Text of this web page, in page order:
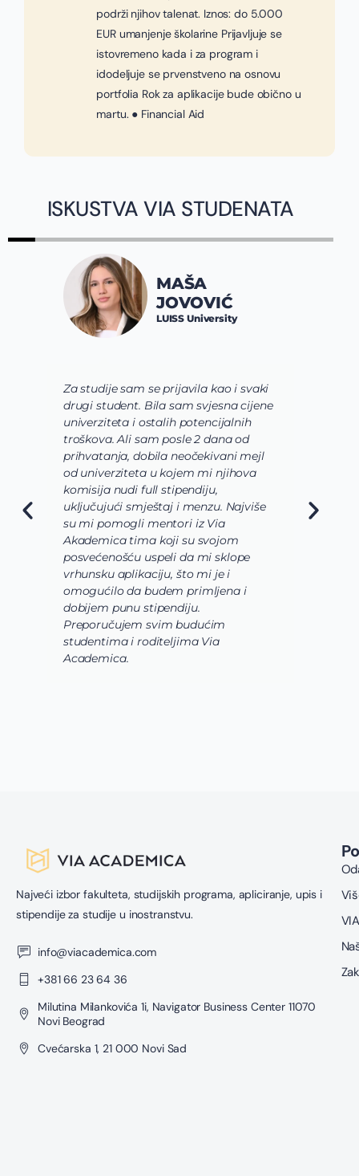
podrži njihov talenat. Iznos: do 5.000
EUR umanjenje školarine Prijavljuje se
istovremeno kada i za program i
idodeljuje se prvenstveno na osnovu
portfolia Rok za aplikacije bude obično u
martu. ● Financial Aid
ISKUSTVA VIA STUDENATA
Za studije sam se prijavila kao i svaki
drugi student. Bila sam svjesna cijene
univerziteta i ostalih potencijalnih
troškova. Ali sam posle 2 dana od
prihvatanja, dobila neočekivani mejl
od univerziteta u kojem mi njihova
komisija nudi full stipendiju,
uključujući smještaj i menzu. Najviše
su mi pomogli mentori iz Via
Akademica tima koji su svojom
posvećenošću uspeli da mi sklope
vrhunsku aplikaciju, što mi je i
omogućilo da budem primljena i
dobijem punu stipendiju.
Preporučujem svim budućim
studentima i roditeljima Via
Academica.
MAŠA
JOVOVIĆ
LUISS University
da budu
slučaju da
Najveći izbor fakulteta, studijskih programa, apliciranje, upis i
stipendije za studije u inostranstvu.
info@viacademica.com
+381 66 23 64 36
Milutina Milankovića 1i, Navigator Business Center 11070
Novi Beograd
Cvećarska 1, 21 000 Novi Sad